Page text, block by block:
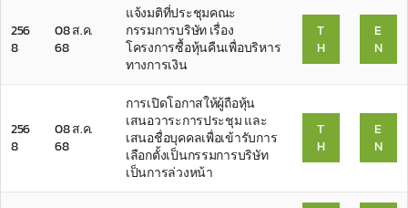
256
8
08 ส.ค.
68
แจ้งมติที่ประชุมคณะ
กรรมการบริษัท เรื่อง
โครงการซื้อหุ้นคืนเพื่อบริหาร
ทางการเงิน
T
H
E
N
256
8
08 ส.ค.
68
การเปิดโอกาสให้ผู้ถือหุ้น
เสนอวาระการประชุม และ
เสนอชื่อบุคคลเพื่อเข้ารับการ
เลือกตั้งเป็นกรรมการบริษัท
เป็นการล่วงหน้า
T
H
E
N